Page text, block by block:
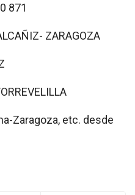
871
ZARAGOZA
Zaragoza, etc. desde